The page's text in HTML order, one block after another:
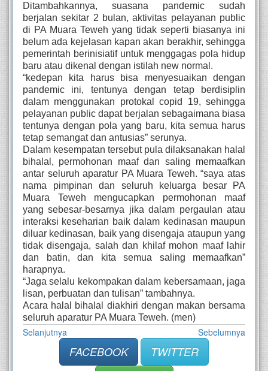
Ditambahkannya, suasana pandemic sudah
berjalan sekitar 2 bulan, aktivitas pelayanan public
di PA Muara Teweh yang tidak seperti biasanya ini
belum ada kejelasan kapan akan berakhir, sehingga
pemerintah berinisiatif untuk menggagas pola hidup
baru atau dikenal dengan istilah new normal.
“kedepan kita harus bisa menyesuaikan dengan
pandemic ini, tentunya dengan tetap berdisiplin
dalam menggunakan protokal copid 19, sehingga
pelayanan public dapat berjalan sebagaimana biasa
tentunya dengan pola yang baru, kita semua harus
tetap semangat dan antusias” serunya.
Dalam kesempatan tersebut pula dilaksanakan halal
bihalal, permohonan maaf dan saling memaafkan
antar seluruh aparatur PA Muara Teweh. “saya atas
nama pimpinan dan seluruh keluarga besar PA
Muara Teweh mengucapkan permohonan maaf
yang sebesar-besarnya jika dalam pergaulan atau
interaksi keseharian baik dalam kedinasan maupun
diluar kedinasan, baik yang disengaja ataupun yang
tidak disengaja, salah dan khilaf mohon maaf lahir
dan batin, dan kita semua saling memaafkan”
harapnya.
“Jaga selalu kekompakan dalam kebersamaan, jaga
lisan, perbuatan dan tulisan” tambahnya.
Acara halal bihalal diakhiri dengan makan bersama
seluruh aparatur PA Muara Teweh. (men)
Selanjutnya Sebelumnya
FACEBOOK
TWITTER